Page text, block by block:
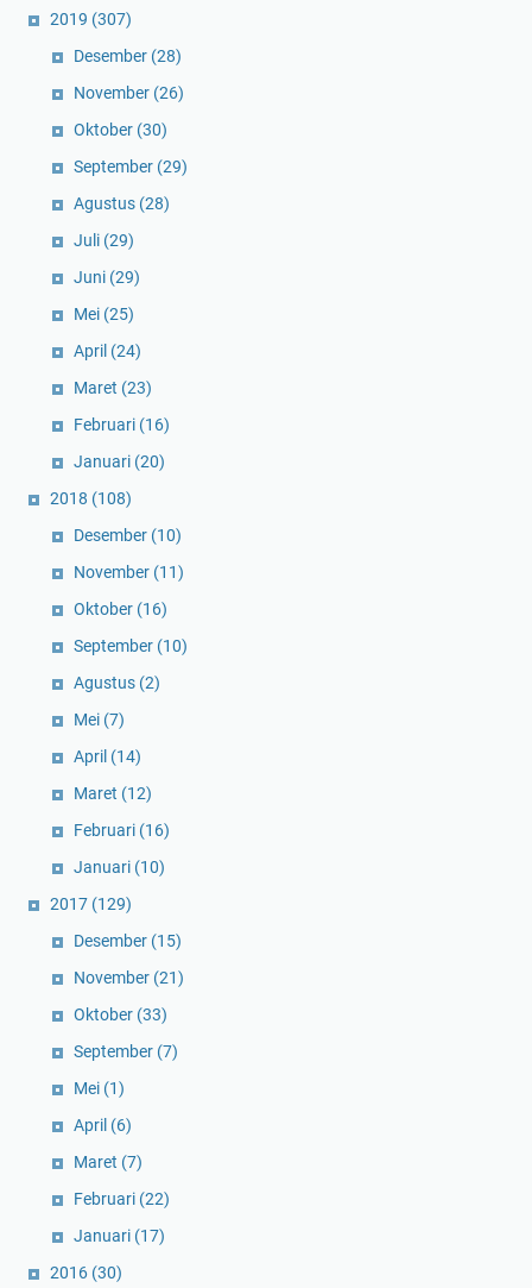
2019 (307)
Desember (28)
November (26)
Oktober (30)
September (29)
Agustus (28)
Juli (29)
Juni (29)
Mei (25)
April (24)
Maret (23)
Februari (16)
Januari (20)
2018 (108)
Desember (10)
November (11)
Oktober (16)
September (10)
Agustus (2)
Mei (7)
April (14)
Maret (12)
Februari (16)
Januari (10)
2017 (129)
Desember (15)
November (21)
Oktober (33)
September (7)
Mei (1)
April (6)
Maret (7)
Februari (22)
Januari (17)
2016 (30)